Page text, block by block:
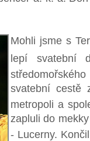
Mohli jsme s
lepí svatební
svatební cestě
metropoli a
zapluli do
- Lucerny.